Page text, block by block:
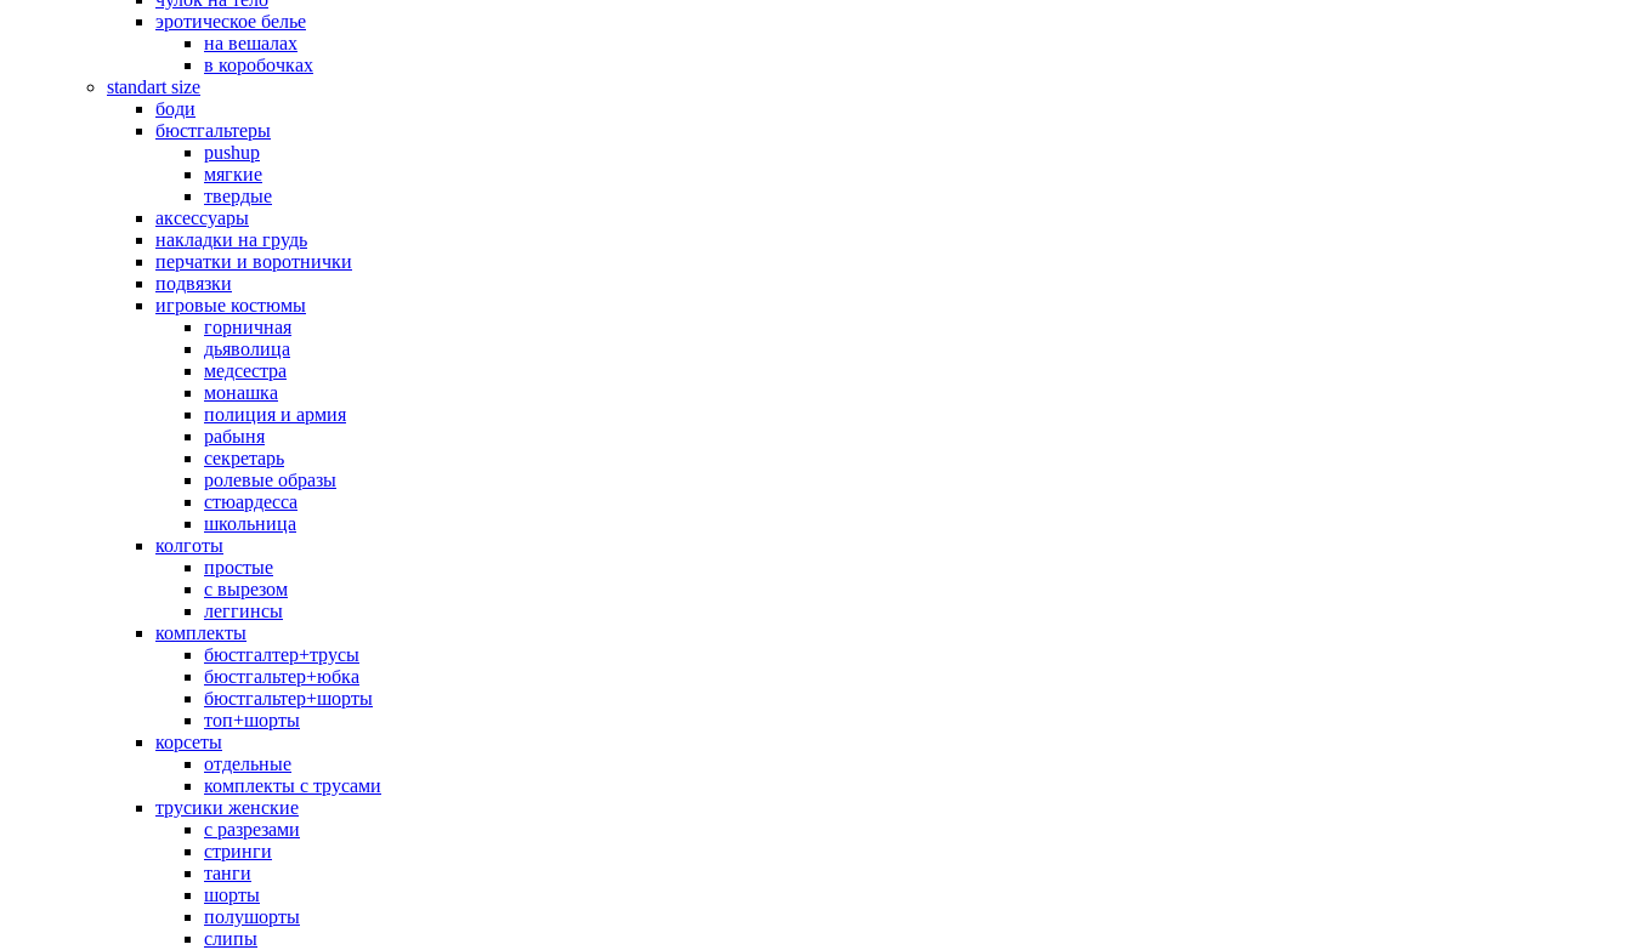
эротическое белье
на вешалах
в коробочках
standart size
боди
бюстгальтеры
pushup
мягкие
твердые
аксессуары
накладки на грудь
перчатки и воротнички
подвязки
игровые костюмы
горничная
дьяволица
медсестра
монашка
полиция и армия
рабыня
секретарь
ролевые образы
стюардесса
школьница
колготы
простые
с вырезом
леггинсы
комплекты
бюстгалтер+трусы
бюстгальтер+юбка
бюстгальтер+шорты
топ+шорты
корсеты
отдельные
комплекты с трусами
трусики женские
с разрезами
стринги
танги
шорты
полушорты
слипы